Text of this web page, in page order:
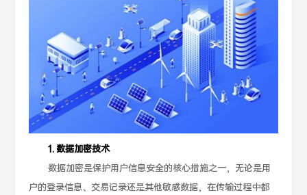
1. 数据加密技术
数据加密是保护用户信息安全的核心措施之一，无论是用
户的登录信息、交易记录还是其他敏感数据，在传输过程中都